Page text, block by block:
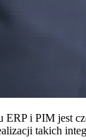
i PIM jest
takich